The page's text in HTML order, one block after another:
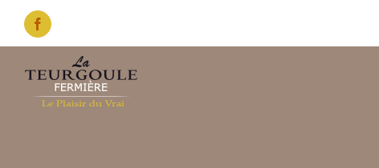
content
Facebook